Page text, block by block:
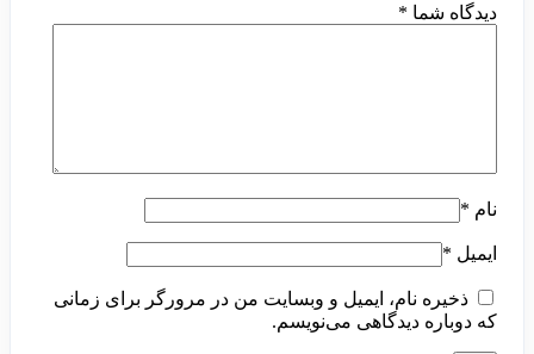
دیدگاه شما *
نام *
ایمیل *
ذخیره نام، ایمیل و وبسایت من در مرورگر برای زمانی
که دوباره دیدگاهی می‌نویسم.